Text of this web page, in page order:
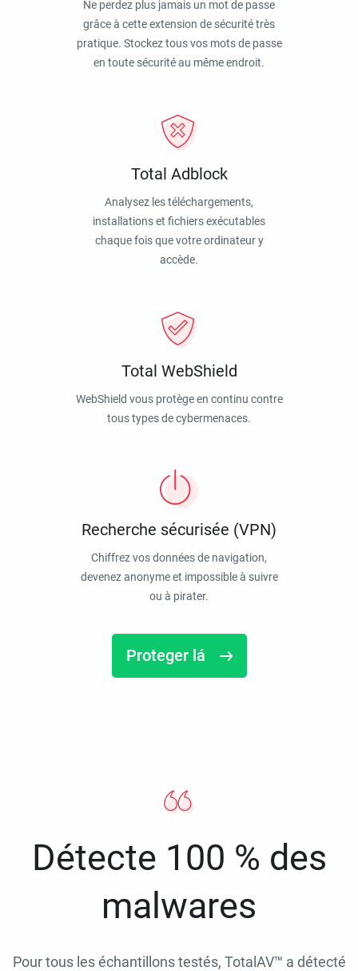
Ne perdez plus jamais un mot de passe
grâce à cette extension de sécurité très
pratique. Stockez tous vos mots de passe
en toute sécurité au même endroit.
Total Adblock
Analysez les téléchargements,
installations et fichiers exécutables
chaque fois que votre ordinateur y
accède.
Total WebShield
WebShield vous protège en continu contre
tous types de cybermenaces.
Recherche sécurisée (VPN)
Chiffrez vos données de navigation,
devenez anonyme et impossible à suivre
ou à pirater.
Proteger lá
Détecte 100 % des
malwares
Pour tous les échantillons testés, TotalAV™ a détecté